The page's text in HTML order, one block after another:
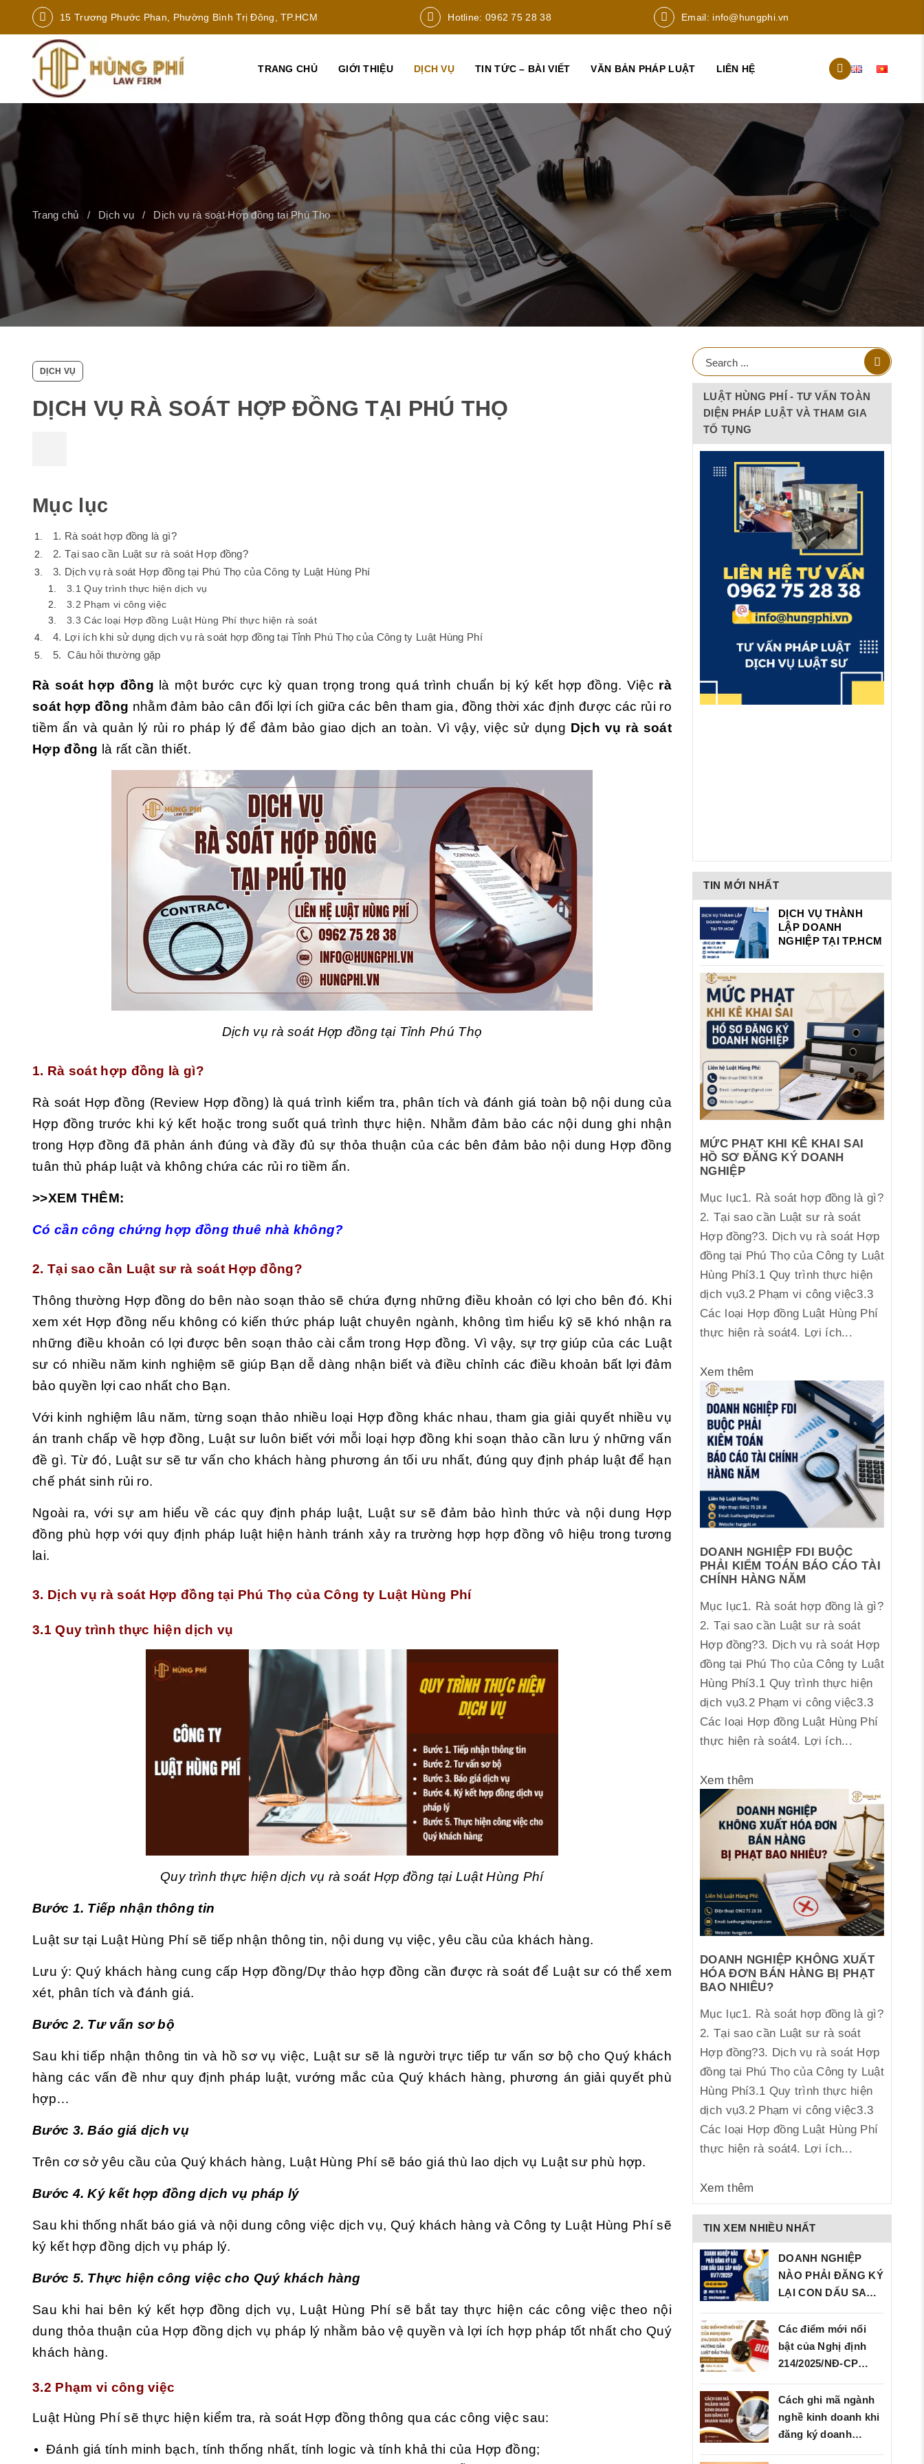
15 Trương Phước Phan, Phường Bình Trị Đông, TP.HCM Hotline: 0962 75 28 38 Email: info@hungphi.vn
TRANG CHỦ GIỚI THIỆU DỊCH VỤ TIN TỨC – BÀI VIẾT VĂN BẢN PHÁP LUẬT LIÊN HỆ
Trang chủ Dịch vụ Dịch vụ rà soát Hợp đồng tại Phú Thọ
DỊCH VỤ
DỊCH VỤ RÀ SOÁT HỢP ĐỒNG TẠI PHÚ THỌ
Mục lục
1. Rà soát hợp đồng là gì?
2. Tại sao cần Luật sư rà soát Hợp đồng?
3. Dịch vụ rà soát Hợp đồng tại Phú Thọ của Công ty Luật Hùng Phí
3.1 Quy trình thực hiện dịch vụ
3.2 Phạm vi công việc
3.3 Các loại Hợp đồng Luật Hùng Phí thực hiện rà soát
4. Lợi ích khi sử dụng dịch vụ rà soát hợp đồng tại Tỉnh Phú Thọ của Công ty Luật Hùng Phí
5. Câu hỏi thường gặp
Rà soát hợp đồng là một bước cực kỳ quan trọng trong quá trình chuẩn bị ký kết hợp đồng. Việc rà
soát hợp đồng nhằm đảm bảo cân đối lợi ích giữa các bên tham gia, đồng thời xác định được các rủi ro
tiềm ẩn và quản lý rủi ro pháp lý để đảm bảo giao dịch an toàn. Vì vậy, việc sử dụng Dịch vụ rà soát
Hợp đồng là rất cần thiết.
Dịch vụ rà soát Hợp đồng tại Tỉnh Phú Thọ
1. Rà soát hợp đồng là gì?
Rà soát Hợp đồng (Review Hợp đồng) là quá trình kiểm tra, phân tích và đánh giá toàn bộ nội dung của
Hợp đồng trước khi ký kết hoặc trong suốt quá trình thực hiện. Nhằm đảm bảo các nội dung ghi nhận
trong Hợp đồng đã phản ánh đúng và đầy đủ sự thỏa thuận của các bên đảm bảo nội dung Hợp đồng
tuân thủ pháp luật và không chứa các rủi ro tiềm ẩn.
>>XEM THÊM:
Có cần công chứng hợp đồng thuê nhà không?
2. Tại sao cần Luật sư rà soát Hợp đồng?
Thông thường Hợp đồng do bên nào soạn thảo sẽ chứa đựng những điều khoản có lợi cho bên đó. Khi
xem xét Hợp đồng nếu không có kiến thức pháp luật chuyên ngành, không tìm hiểu kỹ sẽ khó nhận ra
những điều khoản có lợi được bên soạn thảo cài cắm trong Hợp đồng. Vì vậy, sự trợ giúp của các Luật
sư có nhiều năm kinh nghiệm sẽ giúp Bạn dễ dàng nhận biết và điều chỉnh các điều khoản bất lợi đảm
bảo quyền lợi cao nhất cho Bạn.
Với kinh nghiệm lâu năm, từng soạn thảo nhiều loại Hợp đồng khác nhau, tham gia giải quyết nhiều vụ
án tranh chấp về hợp đồng, Luật sư luôn biết với mỗi loại hợp đồng khi soạn thảo cần lưu ý những vấn
đề gì. Từ đó, Luật sư sẽ tư vấn cho khách hàng phương án tối ưu nhất, đúng quy định pháp luật để hạn
chế phát sinh rủi ro.
Ngoài ra, với sự am hiểu về các quy định pháp luật, Luật sư sẽ đảm bảo hình thức và nội dung Hợp
đồng phù hợp với quy định pháp luật hiện hành tránh xảy ra trường hợp hợp đồng vô hiệu trong tương
lai.
3. Dịch vụ rà soát Hợp đồng tại Phú Thọ của Công ty Luật Hùng Phí
3.1 Quy trình thực hiện dịch vụ
Quy trình thực hiện dịch vụ rà soát Hợp đồng tại Luật Hùng Phí
Bước 1. Tiếp nhận thông tin
Luật sư tại Luật Hùng Phí sẽ tiếp nhận thông tin, nội dung vụ việc, yêu cầu của khách hàng.
Lưu ý: Quý khách hàng cung cấp Hợp đồng/Dự thảo hợp đồng cần được rà soát để Luật sư có thể xem
xét, phân tích và đánh giá.
Bước 2. Tư vấn sơ bộ
Sau khi tiếp nhận thông tin và hồ sơ vụ việc, Luật sư sẽ là người trực tiếp tư vấn sơ bộ cho Quý khách
hàng các vấn đề như quy định pháp luật, vướng mắc của Quý khách hàng, phương án giải quyết phù
hợp…
Bước 3. Báo giá dịch vụ
Trên cơ sở yêu cầu của Quý khách hàng, Luật Hùng Phí sẽ báo giá thù lao dịch vụ Luật sư phù hợp.
Bước 4. Ký kết hợp đồng dịch vụ pháp lý
Sau khi thống nhất báo giá và nội dung công việc dịch vụ, Quý khách hàng và Công ty Luật Hùng Phí sẽ
ký kết hợp đồng dịch vụ pháp lý.
Bước 5. Thực hiện công việc cho Quý khách hàng
Sau khi hai bên ký kết hợp đồng dịch vụ, Luật Hùng Phí sẽ bắt tay thực hiện các công việc theo nội
dung thỏa thuận của Hợp đồng dịch vụ pháp lý nhằm bảo vệ quyền và lợi ích hợp pháp tốt nhất cho Quý
khách hàng.
3.2 Phạm vi công việc
Luật Hùng Phí sẽ thực hiện kiểm tra, rà soát Hợp đồng thông qua các công việc sau:
Đánh giá tính minh bạch, tính thống nhất, tính logic và tính khả thi của Hợp đồng;
LUẬT HÙNG PHÍ - TƯ VẤN TOÀN
DIỆN PHÁP LUẬT VÀ THAM GIA
TỐ TỤNG
TIN MỚI NHẤT
DỊCH VỤ THÀNH
LẬP DOANH
NGHIỆP TẠI TP.HCM
MỨC PHẠT KHI KÊ KHAI SAI
HỒ SƠ ĐĂNG KÝ DOANH
NGHIỆP
Mục lục1. Rà soát hợp đồng là gì?
2. Tại sao cần Luật sư rà soát
Hợp đồng?3. Dịch vụ rà soát Hợp
đồng tại Phú Thọ của Công ty Luật
Hùng Phí3.1 Quy trình thực hiện
dịch vụ3.2 Phạm vi công việc3.3
Các loại Hợp đồng Luật Hùng Phí
thực hiện rà soát4. Lợi ích...
Xem thêm
DOANH NGHIỆP FDI BUỘC
PHẢI KIỂM TOÁN BÁO CÁO TÀI
CHÍNH HÀNG NĂM
Mục lục1. Rà soát hợp đồng là gì?
2. Tại sao cần Luật sư rà soát
Hợp đồng?3. Dịch vụ rà soát Hợp
đồng tại Phú Thọ của Công ty Luật
Hùng Phí3.1 Quy trình thực hiện
dịch vụ3.2 Phạm vi công việc3.3
Các loại Hợp đồng Luật Hùng Phí
thực hiện rà soát4. Lợi ích...
Xem thêm
DOANH NGHIỆP KHÔNG XUẤT
HÓA ĐƠN BÁN HÀNG BỊ PHẠT
BAO NHIÊU?
Mục lục1. Rà soát hợp đồng là gì?
2. Tại sao cần Luật sư rà soát
Hợp đồng?3. Dịch vụ rà soát Hợp
đồng tại Phú Thọ của Công ty Luật
Hùng Phí3.1 Quy trình thực hiện
dịch vụ3.2 Phạm vi công việc3.3
Các loại Hợp đồng Luật Hùng Phí
thực hiện rà soát4. Lợi ích...
Xem thêm
TIN XEM NHIỀU NHẤT
DOANH NGHIỆP
NÀO PHẢI ĐĂNG KÝ
LẠI CON DẤU SAU
Các điểm mới nổi
bật của Nghị định
214/2025/NĐ‑CP…
Cách ghi mã ngành
nghề kinh doanh khi
đăng ký doanh